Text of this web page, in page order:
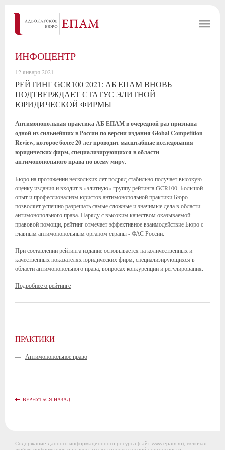
ИНФОЦЕНТР
12 января 2021
РЕЙТИНГ GCR100 2021: АБ ЕПАМ ВНОВЬ
ПОДТВЕРЖДАЕТ СТАТУС ЭЛИТНОЙ
ЮРИДИЧЕСКОЙ ФИРМЫ
Антимонопольная практика АБ ЕПАМ в очередной раз признана
одной из сильнейших в России по версии издания Global Competition
Review, которое более 20 лет проводит масштабные исследования
юридических фирм, специализирующихся в области
антимонопольного права по всему миру.
Бюро на протяжении нескольких лет подряд стабильно получает высокую
оценку издания и входит в «элитную» группу рейтинга GCR100. Большой
опыт и профессионализм юристов антимонопольной практики Бюро
позволяет успешно разрешать самые сложные и значимые дела в области
антимонопольного права. Наряду с высоким качеством оказываемой
правовой помощи, рейтинг отмечает эффективное взаимодействие Бюро с
главным антимонопольным органом страны - ФАС России.
При составлении рейтинга издание основывается на количественных и
качественных показателях юридических фирм, специализирующихся в
области антимонопольного права, вопросах конкуренции и регулирования.
Подробнее о рейтинге
ПРАКТИКИ
— Антимонопольное право
ВЕРНУТЬСЯ НАЗАД
Содержание данного информационного ресурса (сайт www.epam.ru), включая